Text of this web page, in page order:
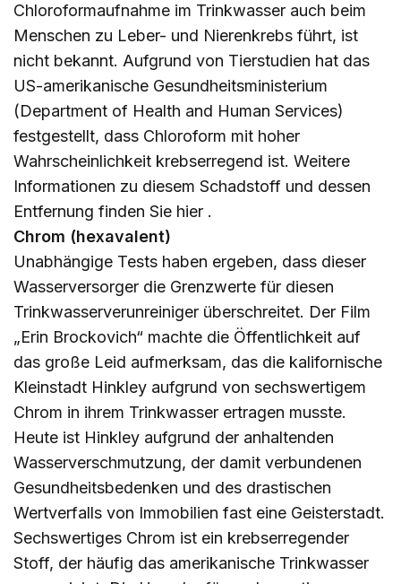
Chloroformaufnahme im Trinkwasser auch beim
Menschen zu Leber- und Nierenkrebs führt, ist
nicht bekannt. Aufgrund von Tierstudien hat das
US-amerikanische Gesundheitsministerium
(Department of Health and Human Services)
festgestellt, dass Chloroform mit hoher
Wahrscheinlichkeit krebserregend ist. Weitere
Informationen zu diesem Schadstoff und dessen
Entfernung finden Sie hier .
Chrom (hexavalent)
Unabhängige Tests haben ergeben, dass dieser
Wasserversorger die Grenzwerte für diesen
Trinkwasserverunreiniger überschreitet. Der Film
„Erin Brockovich“ machte die Öffentlichkeit auf
das große Leid aufmerksam, das die kalifornische
Kleinstadt Hinkley aufgrund von sechswertigem
Chrom in ihrem Trinkwasser ertragen musste.
Heute ist Hinkley aufgrund der anhaltenden
Wasserverschmutzung, der damit verbundenen
Gesundheitsbedenken und des drastischen
Wertverfalls von Immobilien fast eine Geisterstadt.
Sechswertiges Chrom ist ein krebserregender
Stoff, der häufig das amerikanische Trinkwasser